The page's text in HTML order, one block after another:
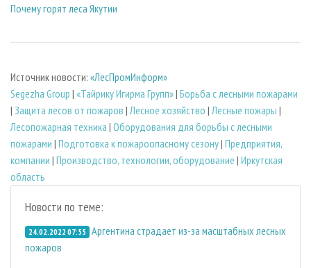
Почему горят леса Якутии
Источник новости: «ЛесПромИнформ»
Segezha Group | «Тайрику Игирма Групп»| Борьба с лесными пожарами
| Защита лесов от пожаров | Лесное хозяйство | Лесные пожары |
Лесопожарная техника | Оборудования для борьбы с лесными
пожарами | Подготовка к пожароопасному сезону| Предприятия,
компании | Производство, технологии, оборудование | Иркутская
область
Новости по теме:
24.02.2022 07:55 Аргентина страдает из-за масштабных лесных
пожаров